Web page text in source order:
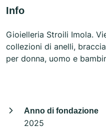
Info
Gioielleria Stroili Imola.
collezioni di anelli,
per donna, uomo e
Anno di fondazione
2025